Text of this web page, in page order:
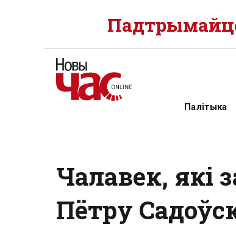
Палітыка
Чалавек, які
Пётру